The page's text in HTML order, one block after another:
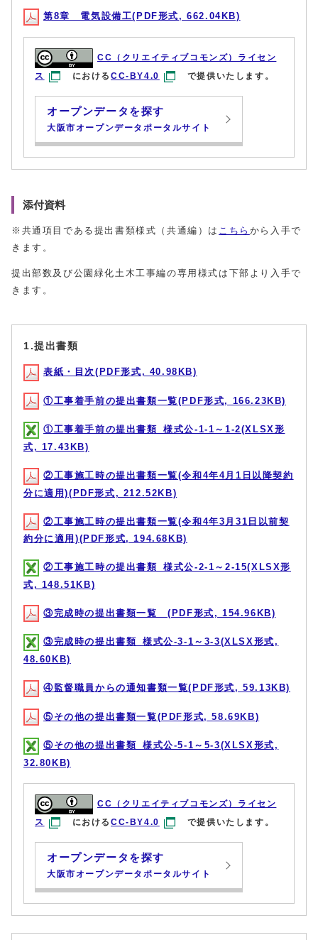
第8章 電気設備工(PDF形式, 662.04KB)
CC（クリエイティブコモンズ）ライセン
ス
におけるCC-BY4.0 で提供いたします。
オープンデータを探す
大阪市オープンデータポータルサイト
添付資料
※共通項目である提出書類様式（共通編）は こちら から入手で
きます。
提出部数及び公園緑化土木工事編の専用様式は下部より入手で
きます。
1.提出書類
表紙・目次(PDF形式, 40.98KB)
①工事着手前の提出書類一覧(PDF形式, 166.23KB)
①工事着手前の提出書類_様式公-1-1～1-2(XLSX形
式, 17.43KB)
②工事施工時の提出書類一覧(令和4年4月1日以降契約
分に適用)(PDF形式, 212.52KB)
②工事施工時の提出書類一覧(令和4年3月31日以前契
約分に適用)(PDF形式, 194.68KB)
②工事施工時の提出書類_様式公-2-1～2-15(XLSX形
式, 148.51KB)
③完成時の提出書類一覧 (PDF形式, 154.96KB)
③完成時の提出書類_様式公-3-1～3-3(XLSX形式,
48.60KB)
④監督職員からの通知書類一覧(PDF形式, 59.13KB)
⑤その他の提出書類一覧(PDF形式, 58.69KB)
⑤その他の提出書類_様式公-5-1～5-3(XLSX形式,
32.80KB)
CC（クリエイティブコモンズ）ライセン
ス
におけるCC-BY4.0 で提供いたします。
オープンデータを探す
大阪市オープンデータポータルサイト